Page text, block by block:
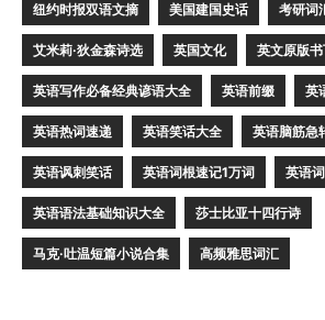
纽约时报双语文摘 美国建国史话 考研词
艾米莉·狄金森诗选 英国文化 英文原版
英语写作必备经典谚语大全 英语前缀 英
英语热词速递 英语笑话大全 英语脑筋急
英语讽刺笑话 英语词根速记1万词 英语
英语语法基础知识大全 莎士比亚十四行诗
马克·吐温短篇小说合集 高频雅思词汇